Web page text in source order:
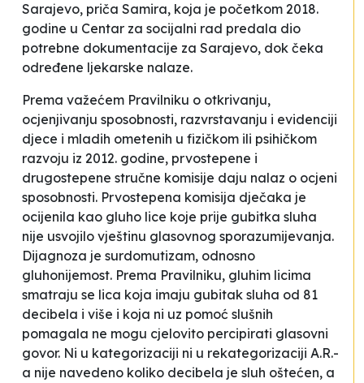
Sarajevo, priča Samira, koja je početkom 2018.
godine u Centar za socijalni rad predala dio
potrebne dokumentacije za Sarajevo, dok čeka
određene ljekarske nalaze.
Prema važećem Pravilniku o otkrivanju,
ocjenjivanju sposobnosti, razvrstavanju i evidenciji
djece i mladih ometenih u fizičkom ili psihičkom
razvoju iz 2012. godine, prvostepene i
drugostepene stručne komisije daju nalaz o ocjeni
sposobnosti. Prvostepena komisija dječaka je
ocijenila kao gluho lice koje prije gubitka sluha
nije usvojilo vještinu glasovnog sporazumijevanja.
Dijagnoza je surdomutizam, odnosno
gluhonijemost. Prema Pravilniku, gluhim licima
smatraju se lica koja imaju gubitak sluha od 81
decibela i više i koja ni uz pomoć slušnih
pomagala ne mogu cjelovito percipirati glasovni
govor. Ni u kategorizaciji ni u rekategorizaciji A.R.-
a nije navedeno koliko decibela je sluh oštećen, a